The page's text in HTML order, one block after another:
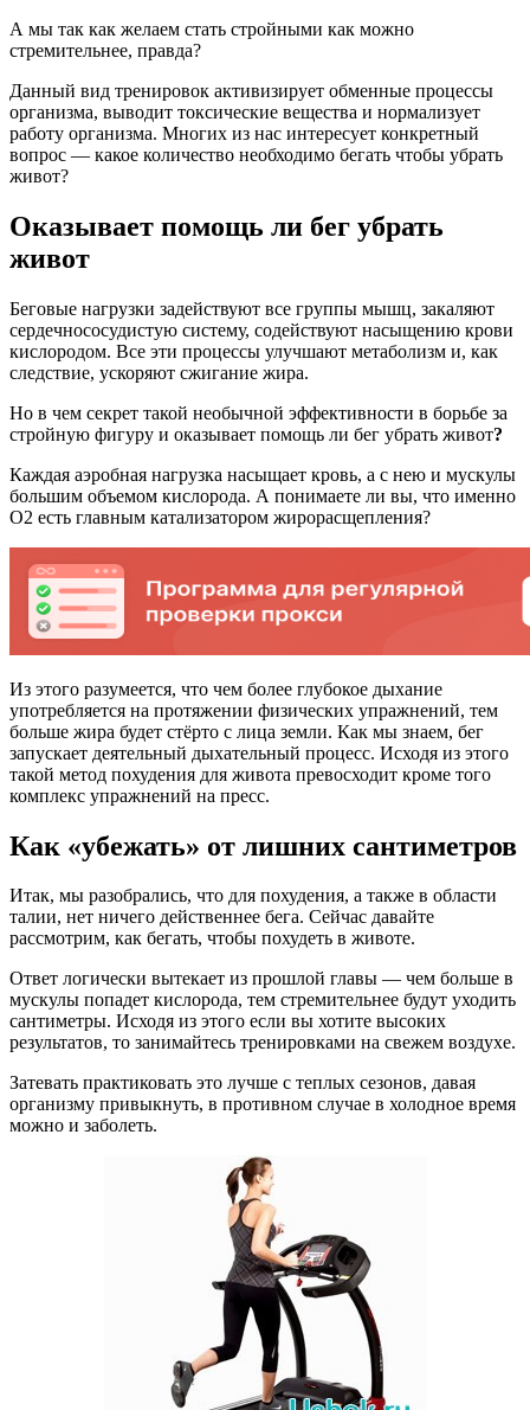
А мы так как желаем стать стройными как можно
стремительнее, правда?
Данный вид тренировок активизирует обменные процессы
организма, выводит токсические вещества и нормализует
работу организма. Многих из нас интересует конкретный
вопрос — какое количество необходимо бегать чтобы убрать
живот?
Оказывает помощь ли бег убрать
живот
Беговые нагрузки задействуют все группы мышц, закаляют
сердечнососудистую систему, содействуют насыщению крови
кислородом. Все эти процессы улучшают метаболизм и, как
следствие, ускоряют сжигание жира.
Но в чем секрет такой необычной эффективности в борьбе за
стройную фигуру и оказывает помощь ли бег убрать живот?
Каждая аэробная нагрузка насыщает кровь, а с нею и мускулы
большим объемом кислорода. А понимаете ли вы, что именно
О2 есть главным катализатором жирорасщепления?
Из этого разумеется, что чем более глубокое дыхание
употребляется на протяжении физических упражнений, тем
больше жира будет стёрто с лица земли. Как мы знаем, бег
запускает деятельный дыхательный процесс. Исходя из этого
такой метод похудения для живота превосходит кроме того
комплекс упражнений на пресс.
Как «убежать» от лишних сантиметров
Итак, мы разобрались, что для похудения, а также в области
талии, нет ничего действеннее бега. Сейчас давайте
рассмотрим, как бегать, чтобы похудеть в животе.
Ответ логически вытекает из прошлой главы — чем больше в
мускулы попадет кислорода, тем стремительнее будут уходить
сантиметры. Исходя из этого если вы хотите высоких
результатов, то занимайтесь тренировками на свежем воздухе.
Затевать практиковать это лучше с теплых сезонов, давая
организму привыкнуть, в противном случае в холодное время
можно и заболеть.